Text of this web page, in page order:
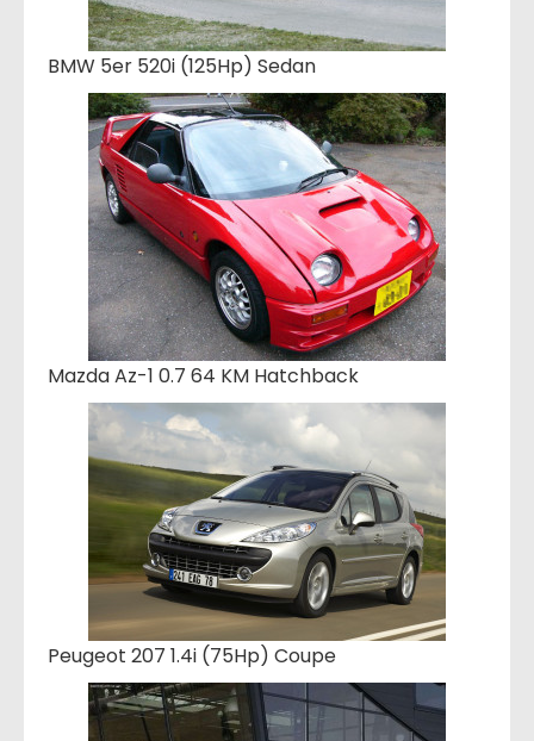
BMW 5er 520i (125Hp) Sedan
Mazda Az-1 0.7 64 KM Hatchback
Peugeot 207 1.4i (75Hp) Coupe